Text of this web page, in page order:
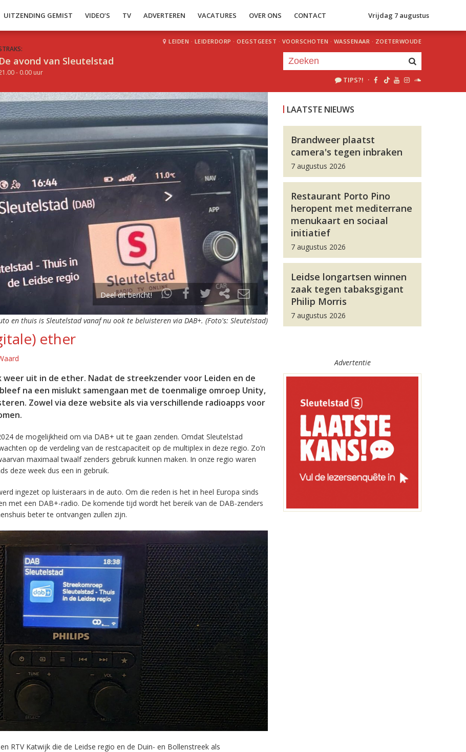
UITZENDING GEMIST VIDEO’S TV ADVERTEREN VACATURES OVER ONS CONTACT Vrijdag 7 augustus
De avond van Sleutelstad
- 0.00 uur
LEIDEN · LEIDERDORP · OEGSTGEEST · VOORSCHOTEN · WASSENAAR · ZOETERWOUDE
TIPS?! ·
Deel dit bericht!
en thuis is Sleutelstad vanaf nu ook te beluisteren via DAB+. (Foto's: Sleutelstad)
ether
weer uit in de ether. Nadat de streekzender voor Leiden en de
na een mislukt samengaan met de toenmalige omroep Unity,
Zowel via deze website als via verschillende radioapps voor
de mogelijkheid om via DAB+ uit te gaan zenden. Omdat Sleutelstad
op de verdeling van de restcapaciteit op de multiplex in deze regio. Zo’n
maximaal twaalf zenders gebruik kunnen maken. In onze regio waren
deze week dus een in gebruik.
ingezet op luisteraars in de auto. Om die reden is het in heel Europa sinds
met een DAB+-radio. De komende tijd wordt het bereik van de DAB-zenders
beter te ontvangen zullen zijn.
RTV Katwijk die de Leidse regio en de Duin- en Bollenstreek als
LAATSTE NIEUWS
Brandweer plaatst
camera's tegen inbraken
7 augustus 2026
Restaurant Porto Pino
heropent met mediterrane
menukaart en sociaal
initiatief
7 augustus 2026
Leidse longartsen winnen
zaak tegen tabaksgigant
Philip Morris
7 augustus 2026
Advertentie